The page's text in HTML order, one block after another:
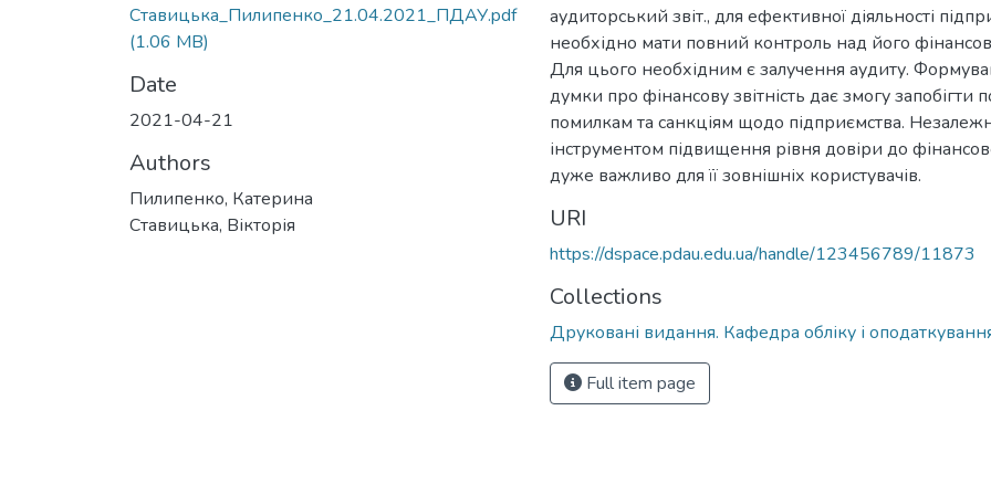
Ставицька_Пилипенко_21.04.2021_ПДАУ.pdf
(1.06 MB)
Date
2021-04-21
Authors
Пилипенко, Катерина
Ставицька, Вікторія
аудиторський звіт., для ефективної діяльності
необхідно мати повний контроль над його
Для цього необхідним є залучення аудиту.
думки про фінансову звітність дає змогу запобігти
помилкам та санкціям щодо підприємства.
інструментом підвищення рівня довіри до
дуже важливо для її зовнішніх користувачів.
URI
https://dspace.pdau.edu.ua/handle/123456789/11873
Collections
Друковані видання. Кафедра обліку і
Full item page